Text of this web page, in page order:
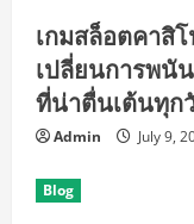
เกมสล็อตคาสิ
เปลี่ยนการพนั
ที่น่าตื่นเต้นทุก
Admin July 9,
Blog